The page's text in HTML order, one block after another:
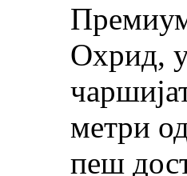
Охрид,
метри
пеш